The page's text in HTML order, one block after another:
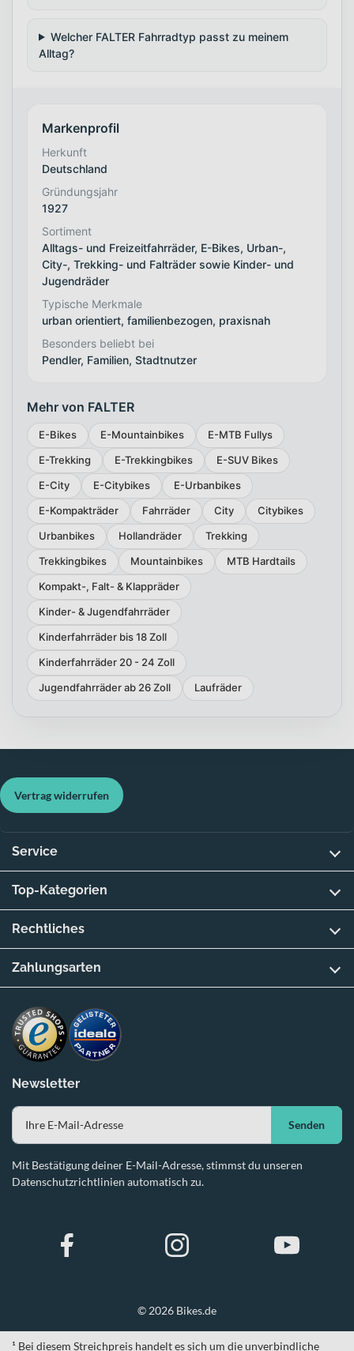
Welcher FALTER Fahrradtyp passt zu meinem
Alltag?
Markenprofil
Herkunft
Deutschland
Gründungsjahr
1927
Sortiment
Alltags- und Freizeitfahrräder, E-Bikes, Urban-,
City-, Trekking- und Falträder sowie Kinder- und
Jugendräder
Typische Merkmale
urban orientiert, familienbezogen, praxisnah
Besonders beliebt bei
Pendler, Familien, Stadtnutzer
Mehr von FALTER
E-Bikes E-Mountainbikes
E-MTB Fullys
E-Trekking
E-Trekkingbikes
E-SUV Bikes
E-City
E-Citybikes
E-Urbanbikes
E-Kompakträder
Fahrräder City
Citybikes
Urbanbikes
Hollandräder
Trekking
Trekkingbikes
Mountainbikes
MTB Hardtails
Kompakt-, Falt- & Klappräder
Kinder- & Jugendfahrräder
Kinderfahrräder bis 18 Zoll
Kinderfahrräder 20 - 24 Zoll
Jugendfahrräder ab 26 Zoll
Laufräder
Newsletter
Senden
Mit Bestätigung deiner E-Mail-Adresse, stimmst du unseren
Datenschutzrichtlinien automatisch zu.
Vertrag widerrufen
Service
Top-Kategorien
Rechtliches
Zahlungsarten
© 2026 Bikes.de
¹ Bei diesem Streichpreis handelt es sich um die unverbindliche